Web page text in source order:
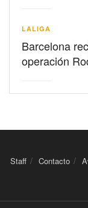
LALIGA
Barcelona
operación
Staff Contacto